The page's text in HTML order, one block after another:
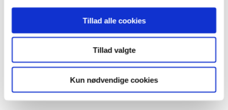
Tillad alle cookies
Tillad valgte
Kun nødvendige cookies